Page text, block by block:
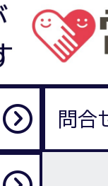
問合